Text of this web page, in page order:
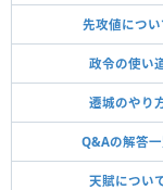
先攻値につい
政令の使い
遷城のやり
Q&Aの解答
天賦につい